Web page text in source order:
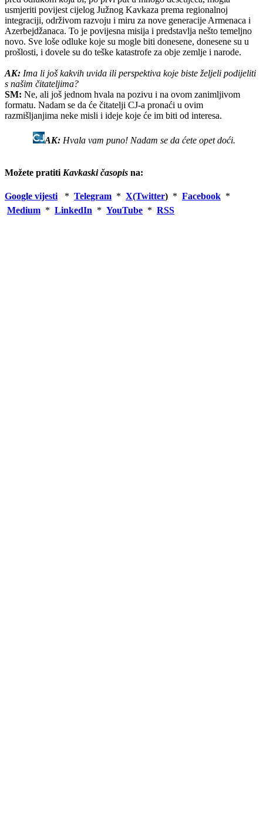
usmjeriti povijest cijelog Južnog Kavkaza prema regionalnoj
integraciji, održivom razvoju i miru za nove generacije Armenaca i
Azerbejdžanaca. To je povijesna misija i predstavlja nešto temeljno
novo. Sve loše odluke koje su mogle biti donesene, donesene su u
prošlosti, i dovele su do teške katastrofe za obje zemlje i narode.
AK: Ima li još kakvih uvida ili perspektiva koje biste željeli podijeliti
s našim čitateljima?
SM: Ne, ali još jednom hvala na pozivu i na ovom zanimljivom
formatu. Nadam se da će čitatelji CJ-a pronaći u ovim
razmišljanjima neke misli i ideje koje će im biti od interesa.
AK: Hvala vam puno! Nadam se da ćete opet doći.
Možete pratiti Kavkaski časopis na:
Google vijesti * Telegram * X(Twitter) * Facebook *
Medium * LinkedIn * YouTube * RSS